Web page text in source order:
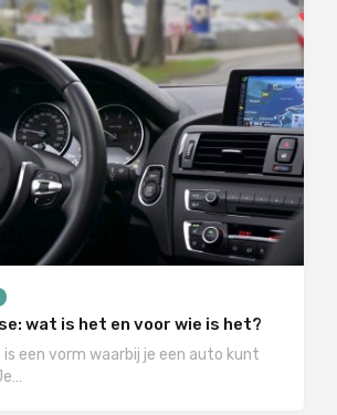
wat is het en voor wie is het?
is een vorm waarbij je een auto kunt